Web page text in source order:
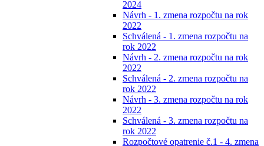
2024
Návrh - 1. zmena rozpočtu na rok
2022
Schválená - 1. zmena rozpočtu na
rok 2022
Návrh - 2. zmena rozpočtu na rok
2022
Schválená - 2. zmena rozpočtu na
rok 2022
Návrh - 3. zmena rozpočtu na rok
2022
Schválená - 3. zmena rozpočtu na
rok 2022
Rozpočtové opatrenie č.1 - 4. zmena